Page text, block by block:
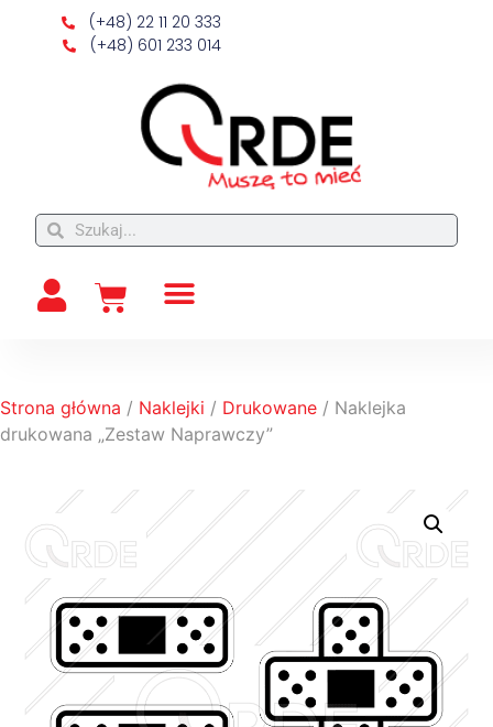
(+48) 22 11 20 333
(+48) 601 233 014
Strona główna / Naklejki / Drukowane / Naklejka
drukowana „Zestaw Naprawczy”